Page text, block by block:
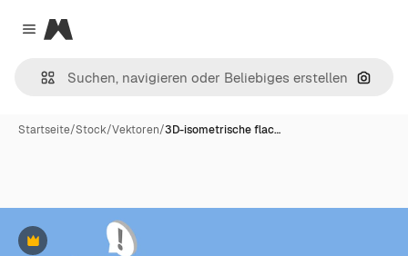
Close menu
Magnific
Nach
Startseite/Stock/Vektoren/3D-isometrische flac…
Premium